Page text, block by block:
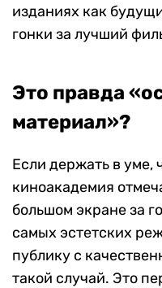
изданиях как
гонки за лучший
Это правда
материал»?
Если держать в уме,
киноакадемия
большом экране за
самых эстетских
публику с
такой случай. Это